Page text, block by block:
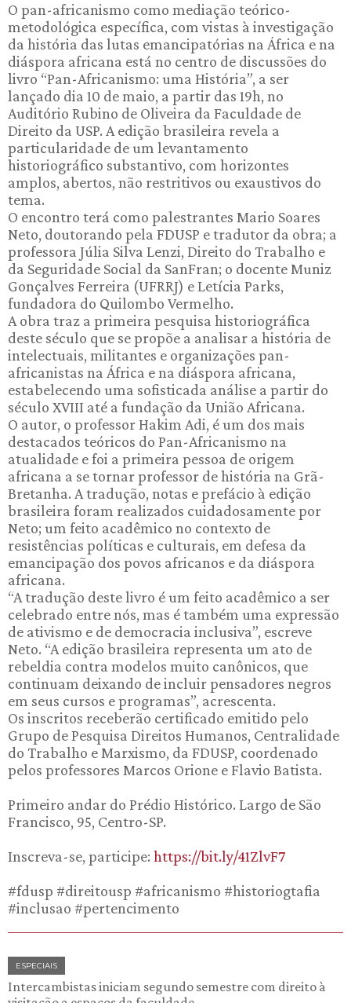
O pan-africanismo como mediação teórico-
metodológica específica, com vistas à investigação
da história das lutas emancipatórias na África e na
diáspora africana está no centro de discussões do
livro “Pan-Africanismo: uma História”, a ser
lançado dia 10 de maio, a partir das 19h, no
Auditório Rubino de Oliveira da Faculdade de
Direito da USP. A edição brasileira revela a
particularidade de um levantamento
historiográfico substantivo, com horizontes
amplos, abertos, não restritivos ou exaustivos do
tema.
O encontro terá como palestrantes Mario Soares
Neto, doutorando pela FDUSP e tradutor da obra; a
professora Júlia Silva Lenzi, Direito do Trabalho e
da Seguridade Social da SanFran; o docente Muniz
Gonçalves Ferreira (UFRRJ) e Letícia Parks,
fundadora do Quilombo Vermelho.
A obra traz a primeira pesquisa historiográfica
deste século que se propõe a analisar a história de
intelectuais, militantes e organizações pan-
africanistas na África e na diáspora africana,
estabelecendo uma sofisticada análise a partir do
século XVIII até a fundação da União Africana.
O autor, o professor Hakim Adi, é um dos mais
destacados teóricos do Pan-Africanismo na
atualidade e foi a primeira pessoa de origem
africana a se tornar professor de história na Grã-
Bretanha. A tradução, notas e prefácio à edição
brasileira foram realizados cuidadosamente por
Neto; um feito acadêmico no contexto de
resistências políticas e culturais, em defesa da
emancipação dos povos africanos e da diáspora
africana.
“A tradução deste livro é um feito acadêmico a ser
celebrado entre nós, mas é também uma expressão
de ativismo e de democracia inclusiva”, escreve
Neto. “A edição brasileira representa um ato de
rebeldia contra modelos muito canônicos, que
continuam deixando de incluir pensadores negros
em seus cursos e programas”, acrescenta.
Os inscritos receberão certificado emitido pelo
Grupo de Pesquisa Direitos Humanos, Centralidade
do Trabalho e Marxismo, da FDUSP, coordenado
pelos professores Marcos Orione e Flavio Batista.
Primeiro andar do Prédio Histórico. Largo de São
Francisco, 95, Centro-SP.
Inscreva-se, participe: https://bit.ly/41ZlvF7
#fdusp #direitousp #africanismo #historiogtafia
#inclusao #pertencimento
ESPECIAIS
Intercambistas iniciam segundo semestre com direito à